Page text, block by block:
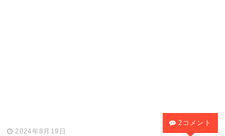
2024年8月19日
2コメント